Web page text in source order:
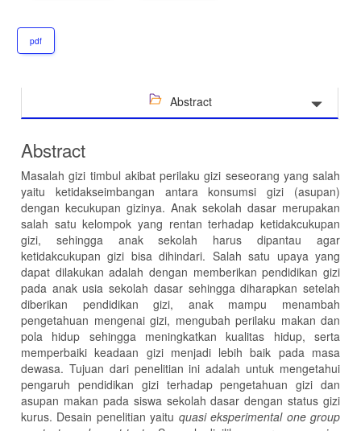
pdf
Abstract
Abstract
Masalah gizi timbul akibat perilaku gizi seseorang yang salah
yaitu ketidakseimbangan antara konsumsi gizi (asupan)
dengan kecukupan gizinya. Anak sekolah dasar merupakan
salah satu kelompok yang rentan terhadap ketidakcukupan
gizi, sehingga anak sekolah harus dipantau agar
ketidakcukupan gizi bisa dihindari. Salah satu upaya yang
dapat dilakukan adalah dengan memberikan pendidikan gizi
pada anak usia sekolah dasar sehingga diharapkan setelah
diberikan pendidikan gizi, anak mampu menambah
pengetahuan mengenai gizi, mengubah perilaku makan dan
pola hidup sehingga meningkatkan kualitas hidup, serta
memperbaiki keadaan gizi menjadi lebih baik pada masa
dewasa. Tujuan dari penelitian ini adalah untuk mengetahui
pengaruh pendidikan gizi terhadap pengetahuan gizi dan
asupan makan pada siswa sekolah dasar dengan status gizi
kurus. Desain penelitian yaitu quasi eksperimental one group